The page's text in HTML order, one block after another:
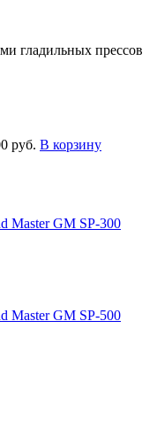
гладильных прессов
руб. В корзину
Master GM SP-300
Master GM SP-500